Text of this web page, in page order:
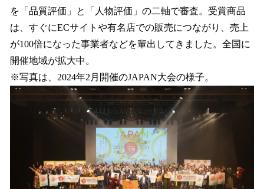
を「品質評価」と「人物評価」の二軸で審査。受賞商品
は、すぐにECサイトや有名店での販売につながり、売上
が100倍になった事業者などを輩出してきました。全国に
開催地域が拡大中。
※写真は、2024年2月開催のJAPAN大会の様子。